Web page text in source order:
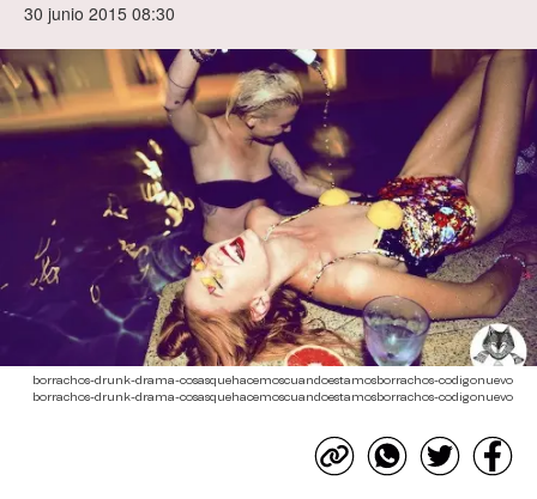
30 junio 2015 08:30
borrachos-drunk-drama-cosasquehacemoscuandoestamosborrachos-codigonuevo
borrachos-drunk-drama-cosasquehacemoscuandoestamosborrachos-codigonuevo